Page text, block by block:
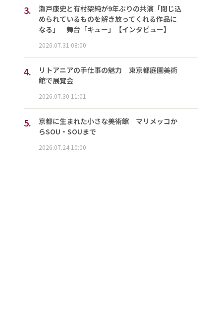
3.
瀬戸康史と有村架純が9年ぶりの共演「閉じ込
められているものを解き放ってくれる作品に
なる」 舞台「キュー」【インタビュー】
2026.07.31 08:00
4.
リトアニアの手仕事の魅力 東京都庭園美術
館で展覧会
2026.07.30 11:01
5.
京都に生まれた小さな美術館 マリメッコか
らSOU・SOUまで
2026.07.24 10:00